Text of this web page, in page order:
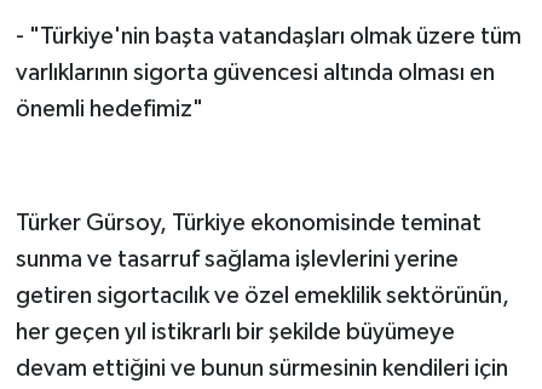
- "Türkiye'nin başta vatandaşları olmak üzere tüm
varlıklarının sigorta güvencesi altında olması en
önemli hedefimiz"
Türker Gürsoy, Türkiye ekonomisinde teminat
sunma ve tasarruf sağlama işlevlerini yerine
getiren sigortacılık ve özel emeklilik sektörünün,
her geçen yıl istikrarlı bir şekilde büyümeye
devam ettiğini ve bunun sürmesinin kendileri için